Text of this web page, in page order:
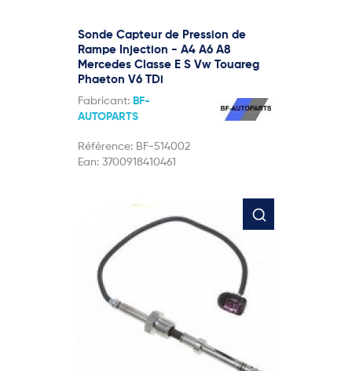
Sonde Capteur de Pression de
Rampe Injection - A4 A6 A8
Mercedes Classe E S Vw Touareg
Phaeton V6 TDi
Fabricant: BF-
AUTOPARTS
Référence: BF-514002
Ean: 3700918410461